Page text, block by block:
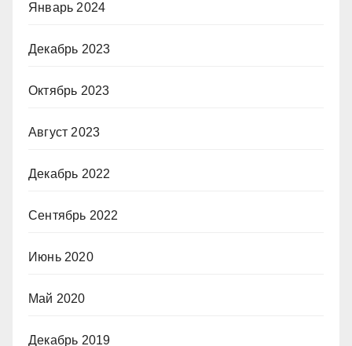
Январь 2024
Декабрь 2023
Октябрь 2023
Август 2023
Декабрь 2022
Сентябрь 2022
Июнь 2020
Май 2020
Декабрь 2019